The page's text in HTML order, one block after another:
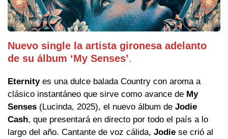
Nuevo single la artista gironesa adelanto
de su álbum ‘My Senses’.
Eternityes una dulce balada Country con aroma a
clásico instantáneo que sirve como avance de My
Senses (Lucinda, 2025), el nuevo álbum de Jodie
Cash, que presentará en directo por todo el país a lo
largo del año. Cantante de voz cálida, Jodie se crió al